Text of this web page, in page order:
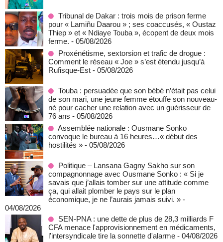
Tribunal de Dakar : trois mois de prison ferme
pour « Lamiñu Daarou » ; ses coaccusés, « Oustaz
Thiep » et « Ndiaye Touba », écopent de deux mois
ferme. - 05/08/2026
Proxénétisme, sextorsion et trafic de drogue :
Comment le réseau « Joe » s’est étendu jusqu’à
Rufisque-Est - 05/08/2026
Touba : persuadée que son bébé n’était pas celui
de son mari, une jeune femme étouffe son nouveau-
né pour cacher une relation avec un guérisseur de
76 ans - 05/08/2026
Assemblée nationale : Ousmane Sonko
convoque le bureau à 16 heures…« début des
hostilités » - 05/08/2026
Politique – Lansana Gagny Sakho sur son
compagnonnage avec Ousmane Sonko : « Si je
savais que j’allais tomber sur une attitude comme
ça, qui allait plomber le pays sur le plan
économique, je ne l’aurais jamais suivi. » -
04/08/2026
SEN-PNA : une dette de plus de 28,3 milliards F
CFA menace l'approvisionnement en médicaments,
l'intersyndicale tire la sonnette d'alarme - 04/08/2026